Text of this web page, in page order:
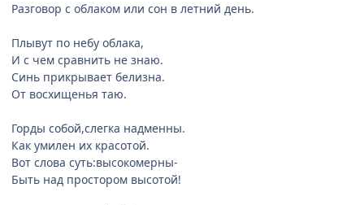
Разговор с облаком или сон в летний день.
Плывут по небу облака,
И с чем сравнить не знаю.
Синь прикрывает белизна.
От восхищенья таю.
Горды собой,слегка надменны.
Как умилен их красотой.
Вот слова суть:высокомерны-
Быть над простором высотой!